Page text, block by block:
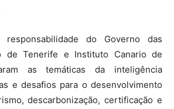
do Governo das
de Tenerife e Instituto Canario de
as temáticas da inteligência
e desafios para o desenvolvimento
descarbonização, certificação e